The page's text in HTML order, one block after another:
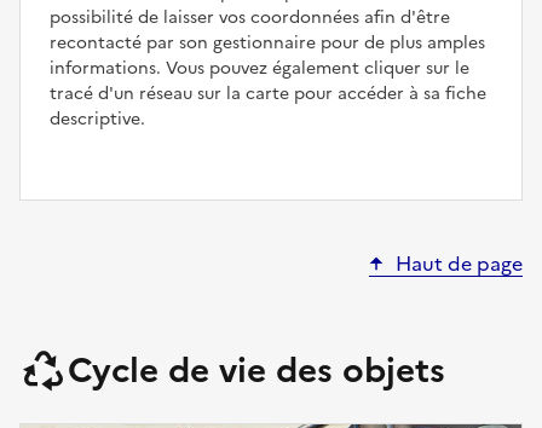
possibilité de laisser vos coordonnées afin d'être
recontacté par son gestionnaire pour de plus amples
informations. Vous pouvez également cliquer sur le
tracé d'un réseau sur la carte pour accéder à sa fiche
descriptive.
Haut de page
Cycle de vie des objets